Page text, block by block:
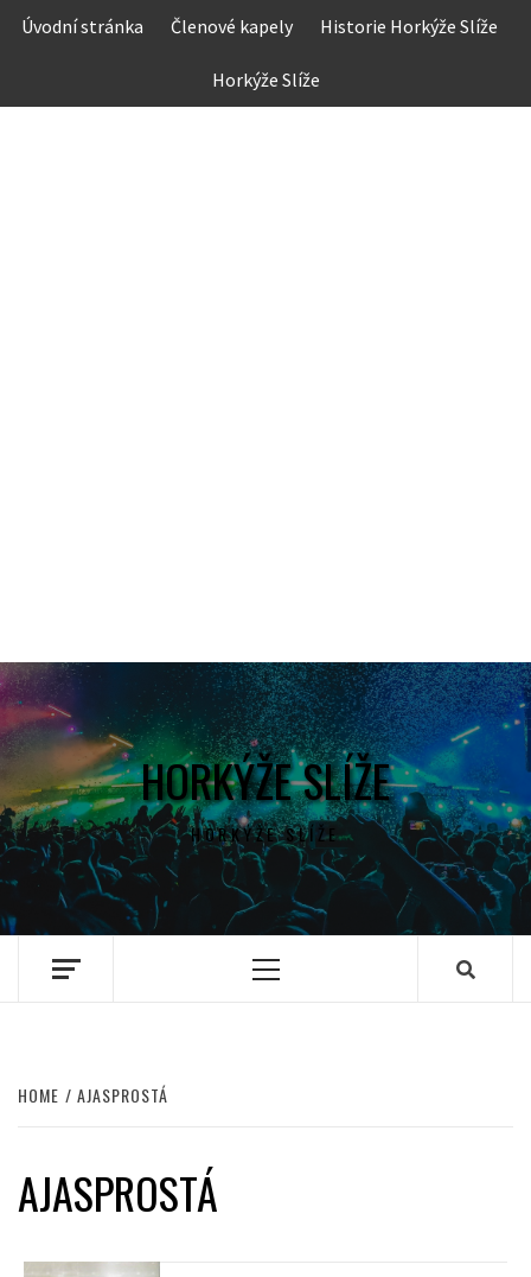
Skip
Úvodní stránka Členové kapely Historie Horkýže Slíže
Horkýže Slíže
HORKÝŽE SLÍŽE
HORKÝŽE SLÍŽE
Primary
HOME AJASPROSTÁ
AJASPROSTÁ